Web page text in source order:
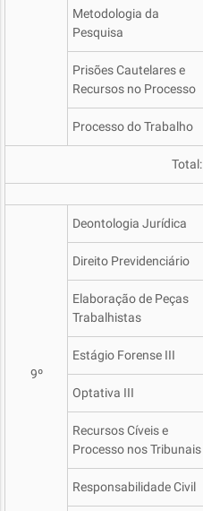
Metodologia da
Pesquisa
Prisões Cautelares e
Recursos no Processo
Processo do Trabalho
Total:
9º
Deontologia Jurídica
Direito Previdenciário
Elaboração de Peças
Trabalhistas
Estágio Forense III
Optativa III
Recursos Cíveis e
Processo nos Tribunais
Responsabilidade Civil